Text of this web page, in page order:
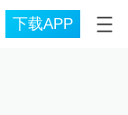
下载APP